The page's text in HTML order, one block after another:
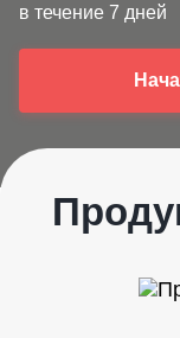
в течение 7 дней